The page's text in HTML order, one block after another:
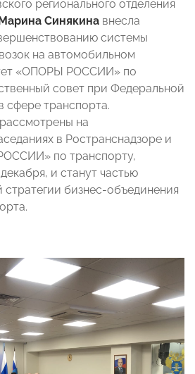
регионального отделения
Синякина внесла
системы
на автомобильном
«ОПОРЫ РОССИИ» по
совет при Федеральной
сфере транспорта.
на
в Ространснадзоре и
по транспорту,
и станут частью
бизнес-объединения